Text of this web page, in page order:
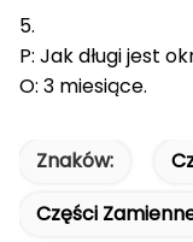
5.
P: Jak długi jest
O: 3 miesiące.
Znaków:
Części